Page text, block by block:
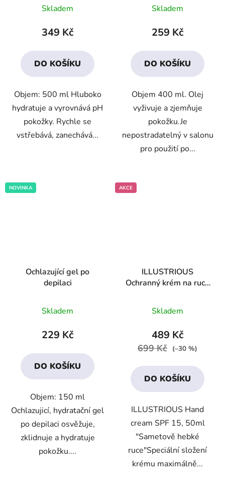
hodnocení
produktu
3,8
z
hvězdiček.
Skladem
349 Kč
DO KOŠÍKU
Objem: 500 ml Hluboko
hydratuje a vyrovnává pH
pokožky. Rychle se
vstřebává, zanechává...
hodnocení
produktu
4,6
z
hvězdiček.
Skladem
259 Kč
DO KOŠÍKU
Objem 400 ml. Olej
vyživuje a zjemňuje
pokožku.Je
nepostradatelný v salonu
pro použití po...
NOVINKA
Ochlazující gel po
depilaci
hodnocení
produktu
4,6
z
hvězdiček.
Skladem
229 Kč
DO KOŠÍKU
Objem: 150 ml
Ochlazujicí, hydratační gel
po depilaci osvěžuje,
zklidnuje a hydratuje
pokožku....
AKCE
ILLUSTRIOUS
Ochranný krém na ruce
hodnocení
produktu
5
Skladem
489 Kč
699 Kč (–30 %)
DO KOŠÍKU
ILLUSTRIOUS Hand
cream SPF 15, 50ml
"Sametově hebké
ruce"Speciální složení
krému maximálně...